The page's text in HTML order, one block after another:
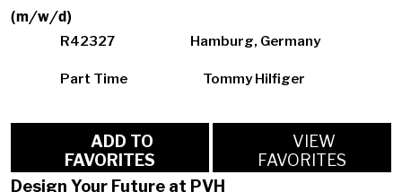
(m/w/d)
R42327 Hamburg, Germany
Part Time Tommy Hilfiger
FAVORITES
VIEW
FAVORITES
Design Your Future at PVH